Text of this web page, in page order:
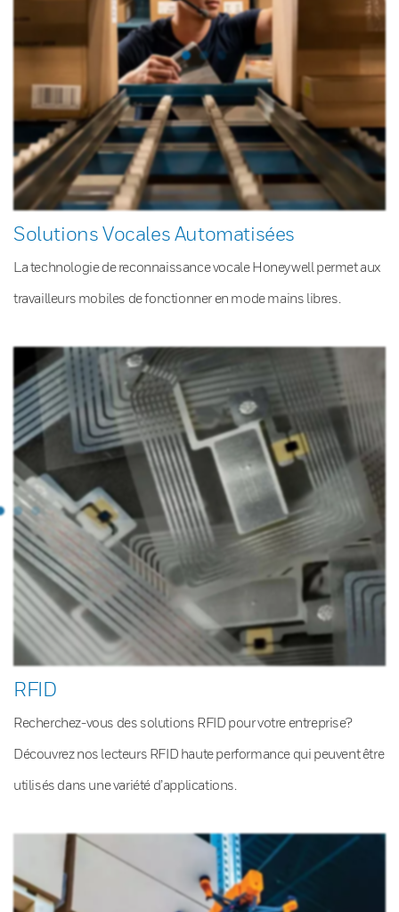
Solutions Vocales Automatisées
La technologie de reconnaissance vocale Honeywell permet aux
travailleurs mobiles de fonctionner en mode mains libres.
RFID
Recherchez-vous des solutions RFID pour votre entreprise?
Découvrez nos lecteurs RFID haute performance qui peuvent être
utilisés dans une variété d’applications.